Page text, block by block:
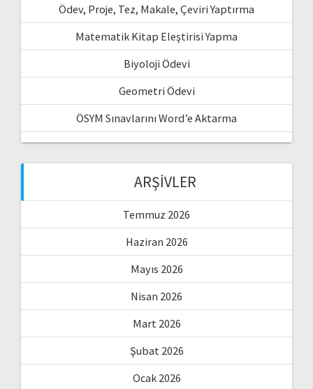
Ödev, Proje, Tez, Makale, Çeviri Yaptırma
Matematik Kitap Eleştirisi Yapma
Biyoloji Ödevi
Geometri Ödevi
ÖSYM Sınavlarını Word’e Aktarma
ARŞIVLER
Temmuz 2026
Haziran 2026
Mayıs 2026
Nisan 2026
Mart 2026
Şubat 2026
Ocak 2026